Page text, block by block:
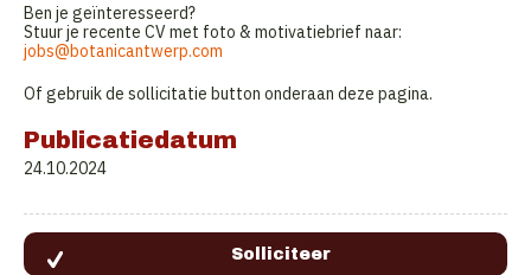
Ben je geïnteresseerd?
Stuur je recente CV met foto & motivatiebrief naar:
jobs@botanicantwerp.com
Of gebruik de sollicitatie button onderaan deze pagina.
Publicatiedatum
24.10.2024